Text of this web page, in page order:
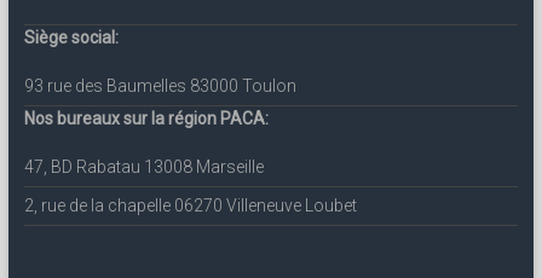
Siège social:
93 rue des Baumelles 83000 Toulon
Nos bureaux sur la région PACA:
47, BD Rabatau 13008 Marseille
2, rue de la chapelle 06270 Villeneuve Loubet